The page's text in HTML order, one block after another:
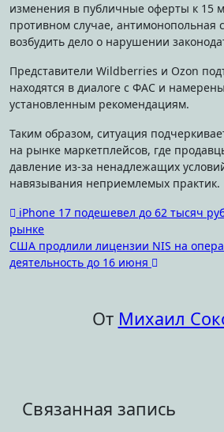
изменения в публичные оферты к 15
противном случае, антимонопольная
возбудить дело о нарушении
Представители Wildberries и Ozon
находятся в диалоге с ФАС и
установленным рекомендациям.
Таким образом, ситуация
на рынке маркетплейсов, где
давление из-за ненадлежащих
навязывания неприемлемых практик.
Навигация
по
записям
iPhone 17 подешевел до 62 тысяч
рынке
США продлили лицензии NIS на
деятельность до 16 июня
От Михаил
Связанная запись